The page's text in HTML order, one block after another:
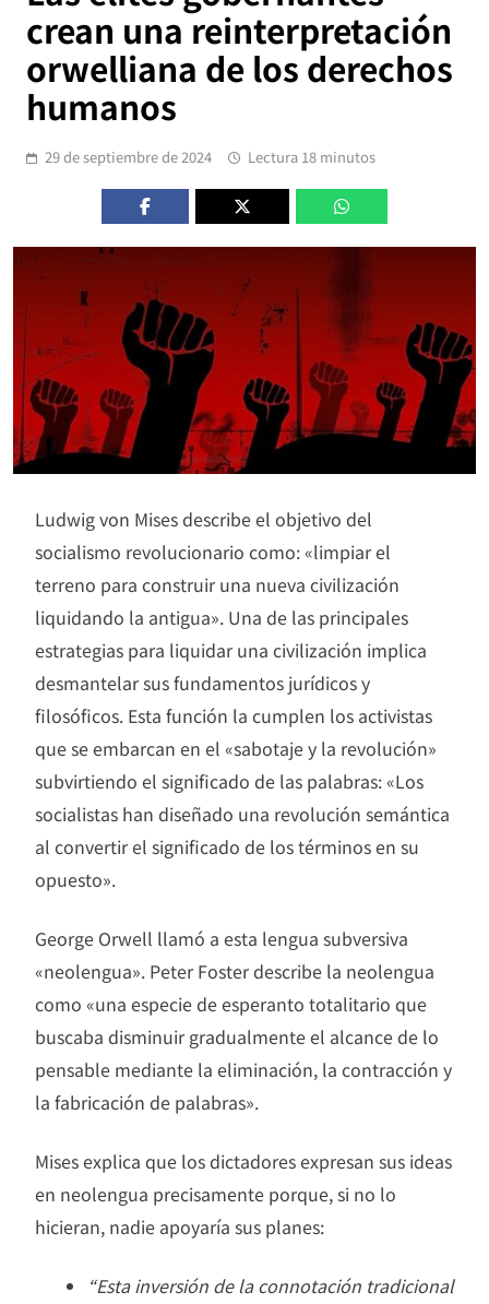
crean una reinterpretación
orwelliana de los derechos
humanos
29 de septiembre de 2024 Lectura 18 minutos
Ludwig von Mises describe el objetivo del
socialismo revolucionario como: «limpiar el
terreno para construir una nueva civilización
liquidando la antigua». Una de las principales
estrategias para liquidar una civilización implica
desmantelar sus fundamentos jurídicos y
filosóficos. Esta función la cumplen los activistas
que se embarcan en el «sabotaje y la revolución»
subvirtiendo el significado de las palabras: «Los
socialistas han diseñado una revolución semántica
al convertir el significado de los términos en su
opuesto».
George Orwell llamó a esta lengua subversiva
«neolengua». Peter Foster describe la neolengua
como «una especie de esperanto totalitario que
buscaba disminuir gradualmente el alcance de lo
pensable mediante la eliminación, la contracción y
la fabricación de palabras».
Mises explica que los dictadores expresan sus ideas
en neolengua precisamente porque, si no lo
hicieran, nadie apoyaría sus planes:
“Esta inversión de la connotación tradicional